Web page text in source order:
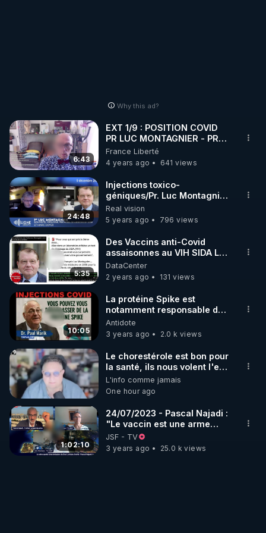
Why this ad?
6:43
EXT 1/9 : POSITION COVID
PR LUC MONTAGNIER - PR
MARC HENRY "L'EAU : LA
MEDECINE DU FUTUR,
PHYSIQUE"
France Liberté
4 years ago
641 views
24:48
Injections toxico-
géniques/Pr. Luc Montagnier
et Marc Doyer /Effets
secondaires et dangers
Real vision
5 years ago
796 views
5:35
Des Vaccins anti-Covid
assaisonnes au VIH SIDA Le
Prof Montagnier nous avait
prevenu
DataCenter
2 years ago
131 views
10:05
La protéine Spike est
notamment responsable des
Turbo-Cancers !
Antidote
3 years ago
2.0 k views
Le chorestérole est bon pour
la santé, ils nous volent l'eau
! 😒🤢😡
https://odysee.com/@anonyme:d3/
L'info comme jamais
One hour ago
1:02:10
24/07/2023 - Pascal Najadi :
"Le vaccin est une arme
biologique, un crime contre
l'humanité."
JSF - TV
3 years ago
25.0 k views